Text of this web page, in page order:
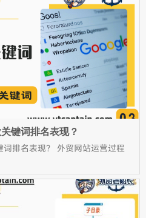
键词排名表现？
排名表现？ 外贸网站运营过程